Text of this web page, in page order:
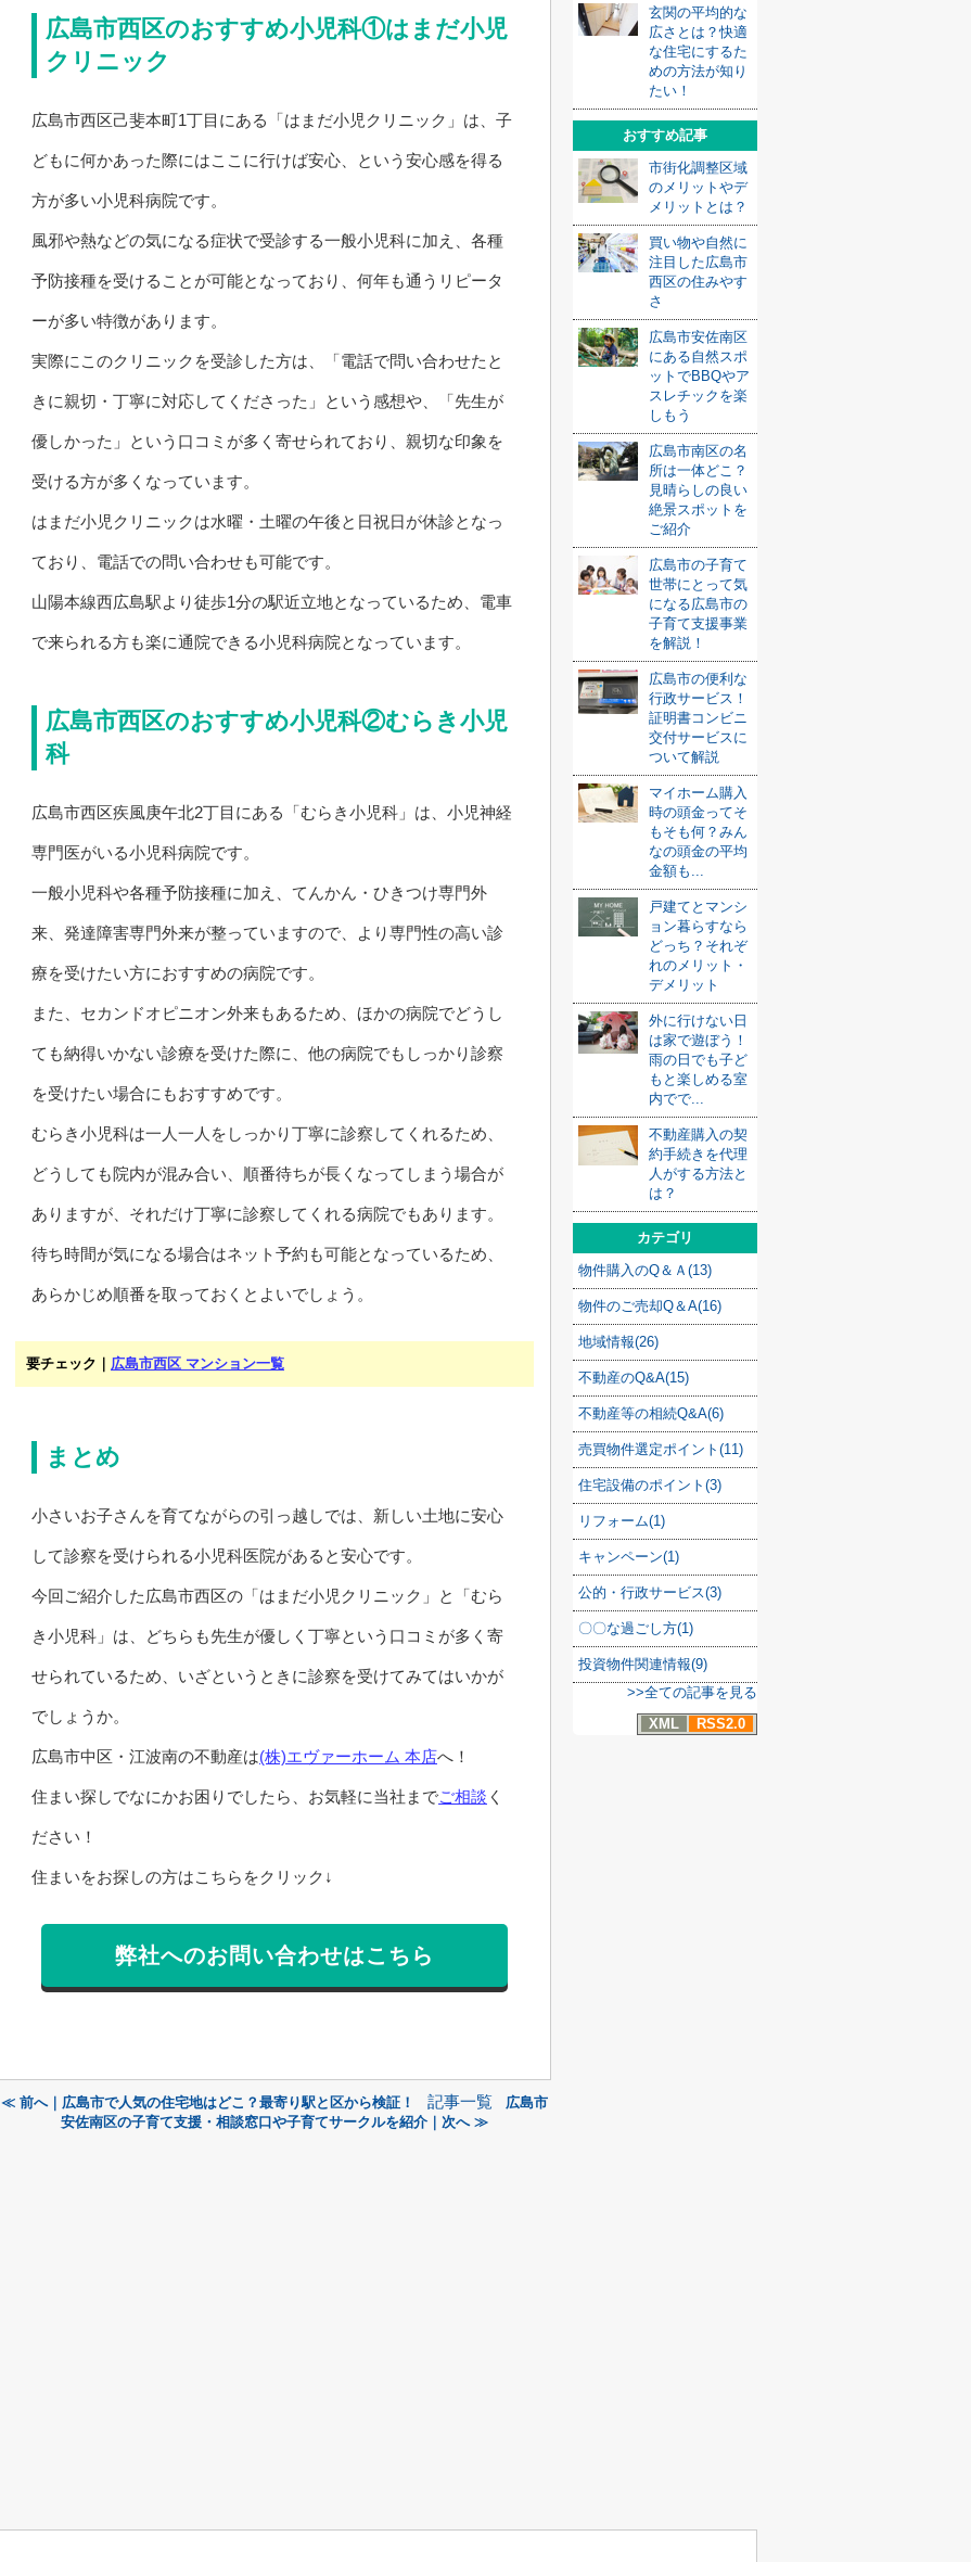
広島市西区のおすすめ小児科①はまだ小児
クリニック
広島市西区己斐本町1丁目にある「はまだ小児クリニック」は、子
どもに何かあった際にはここに行けば安心、という安心感を得る
方が多い小児科病院です。
風邪や熱などの気になる症状で受診する一般小児科に加え、各種
予防接種を受けることが可能となっており、何年も通うリピータ
ーが多い特徴があります。
実際にこのクリニックを受診した方は、「電話で問い合わせたと
きに親切・丁寧に対応してくださった」という感想や、「先生が
優しかった」という口コミが多く寄せられており、親切な印象を
受ける方が多くなっています。
はまだ小児クリニックは水曜・土曜の午後と日祝日が休診となっ
ており、電話での問い合わせも可能です。
山陽本線西広島駅より徒歩1分の駅近立地となっているため、電車
で来られる方も楽に通院できる小児科病院となっています。
広島市西区のおすすめ小児科②むらき小児
科
広島市西区疾風庚午北2丁目にある「むらき小児科」は、小児神経
専門医がいる小児科病院です。
一般小児科や各種予防接種に加え、てんかん・ひきつけ専門外
来、発達障害専門外来が整っていますので、より専門性の高い診
療を受けたい方におすすめの病院です。
また、セカンドオピニオン外来もあるため、ほかの病院でどうし
ても納得いかない診療を受けた際に、他の病院でもしっかり診察
を受けたい場合にもおすすめです。
むらき小児科は一人一人をしっかり丁寧に診察してくれるため、
どうしても院内が混み合い、順番待ちが長くなってしまう場合が
ありますが、それだけ丁寧に診察してくれる病院でもあります。
待ち時間が気になる場合はネット予約も可能となっているため、
あらかじめ順番を取っておくとよいでしょう。
要チェック｜ 広島市西区 マンション一覧
まとめ
小さいお子さんを育てながらの引っ越しでは、新しい土地に安心
して診察を受けられる小児科医院があると安心です。
今回ご紹介した広島市西区の「はまだ小児クリニック」と「むら
き小児科」は、どちらも先生が優しく丁寧という口コミが多く寄
せられているため、いざというときに診察を受けてみてはいかが
でしょうか。
広島市中区・江波南の不動産は(株)エヴァーホーム 本店へ！
住まい探しでなにかお困りでしたら、お気軽に当社までご相談 く
ださい！
住まいをお探しの方はこちらをクリック↓
弊社へのお問い合わせはこちら
≪ 前へ｜広島市で人気の住宅地はどこ？最寄り駅と区から検証！ 記事一覧
広島市
安佐南区の子育て支援・相談窓口や子育てサークルを紹介｜次へ ≫
玄関の平均的な
広さとは？快適
な住宅にするた
めの方法が知り
たい！
おすすめ記事
市街化調整区域
のメリットやデ
メリットとは？
買い物や自然に
注目した広島市
西区の住みやす
さ
広島市安佐南区
にある自然スポ
ットでBBQやア
スレチックを楽
しもう
広島市南区の名
所は一体どこ？
見晴らしの良い
絶景スポットを
ご紹介
広島市の子育て
世帯にとって気
になる広島市の
子育て支援事業
を解説！
広島市の便利な
行政サービス！
証明書コンビニ
交付サービスに
ついて解説
マイホーム購入
時の頭金ってそ
もそも何？みん
なの頭金の平均
金額も...
戸建てとマンシ
ョン暮らすなら
どっち？それぞ
れのメリット・
デメリット
外に行けない日
は家で遊ぼう！
雨の日でも子ど
もと楽しめる室
内でで...
不動産購入の契
約手続きを代理
人がする方法と
は？
カテゴリ
物件購入のQ＆Ａ(13)
物件のご売却Q＆A(16)
地域情報(26)
不動産のQ&A(15)
不動産等の相続Q&A(6)
売買物件選定ポイント(11)
住宅設備のポイント(3)
リフォーム(1)
キャンペーン(1)
公的・行政サービス(3)
〇〇な過ごし方(1)
投資物件関連情報(9)
>>全ての記事を見る
XML
RSS2.0